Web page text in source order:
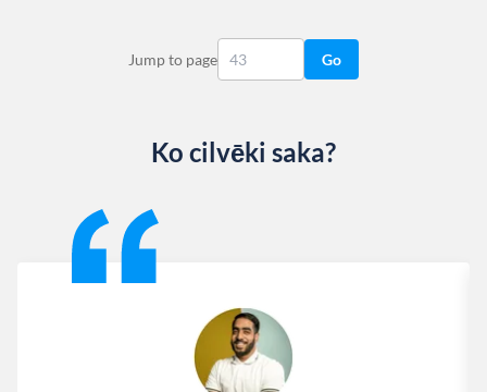
Jump to page Go
Ko cilvēki saka?